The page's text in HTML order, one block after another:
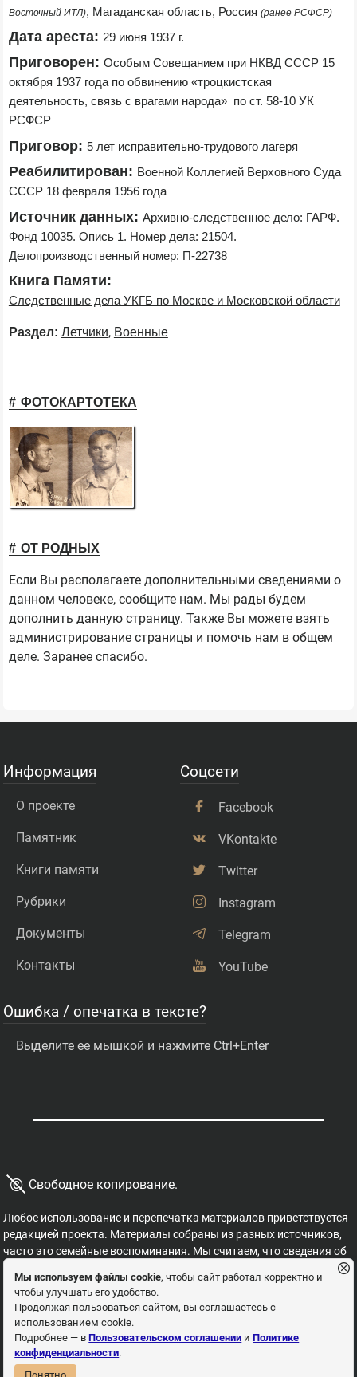
Восточный ИТЛ), Магаданская область, Россия (ранее РСФСР)
Дата ареста: 29 июня 1937 г.
Приговорен: Особым Совещанием при НКВД СССР 15
октября 1937 года по обвинению «троцкистская
деятельность, связь с врагами народа»  по ст. 58-10 УК
РСФСР
Приговор: 5 лет исправительно-трудового лагеря
Реабилитирован: Военной Коллегией Верховного Суда
СССР 18 февраля 1956 года
Источник данных: Архивно-следственное дело: ГАРФ.
Фонд 10035. Опись 1. Номер дела: 21504.
Делопроизводственный номер: П-22738
Книга Памяти:
Следственные дела УКГБ по Москве и Московской области
Раздел: Летчики, Военные
ФОТОКАРТОТЕКА
ОТ РОДНЫХ
Если Вы располагаете дополнительными сведениями о
данном человеке, сообщите нам. Мы рады будем
дополнить данную страницу. Также Вы можете взять
администрирование страницы и помочь нам в общем
деле. Заранее спасибо.
Информация
О проекте
Памятник
Книги памяти
Рубрики
Документы
Контакты
Соцсети
Facebook
VKontakte
Twitter
Instagram
Telegram
YouTube
Ошибка / опечатка в тексте?
Выделите ее мышкой и нажмите Ctrl+Enter
© Свободное копирование.
Любое использование и перепечатка материалов приветствуется
редакцией проекта. Материалы собраны из разных источников,
часто это семейные воспоминания. Мы считаем, что сведения об
этих важных страницах истории должны быть свободными для
распространения, на них не могут накладываться никакие
ограничения. Это наша история, и мы обязаны ее знать,
сохранять и рассказывать детям.
Пользовательское соглашение
Политика
конфиденциальности
Мы используем файлы cookie, чтобы сайт работал корректно и
чтобы улучшать его удобство.
Продолжая пользоваться сайтом, вы соглашаетесь с
использованием cookie.
Подробнее — вПользовательском соглашении иПолитике
конфиденциальности.